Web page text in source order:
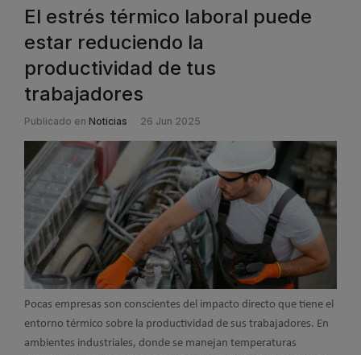
El estrés térmico laboral puede
estar reduciendo la
productividad de tus
trabajadores
Publicado en Noticias 26 Jun 2025
Pocas empresas son conscientes del impacto directo que tiene el
entorno térmico sobre la productividad de sus trabajadores. En
ambientes industriales, donde se manejan temperaturas